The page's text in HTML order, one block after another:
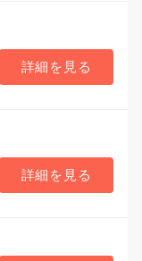
詳細を見る
詳細を見る